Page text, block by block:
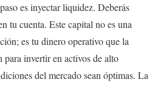
es inyectar liquidez. Deberás
tu cuenta. Este capital no es una
es tu dinero operativo que la
invertir en activos de alto
del mercado sean óptimas. La